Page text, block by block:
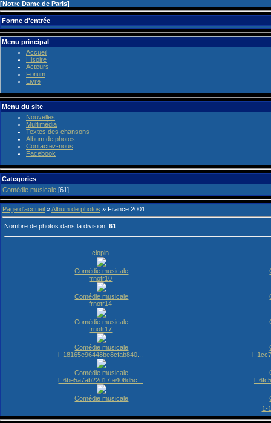
[Notre Dame de Paris]
Forme d'entrée
Menu principal
Accueil
Hisoire
Acteurs
Forum
Livre
Menu du site
Nouvelles
Multimédia
Textes des chansons
Album de photos
Contactez-nous
Facebook
Categories
Comédie musicale [61]
Page d'accueil »Album de photos » France 2001
Nombre de photos dans la division: 61
clopin
Comédie musicale
frnotr10
Comédie musicale
frnotr14
Comédie musicale
frnotr17
Comédie musicale
l_18165e96448be8cfab840...
Comédie musicale
l_6be5a7ab22d17fe406d5c...
Comédie musicale
1-